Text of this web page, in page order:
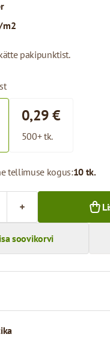
m2
pakipunktist.
0,29 €
500+ tk.
tellimuse kogus:10 tk.
soovikorvi